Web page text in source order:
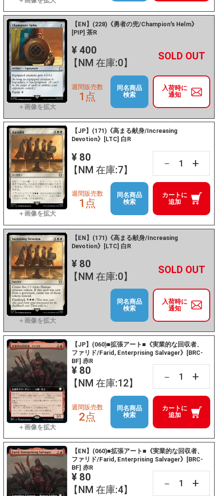
【EN】(228)《勇者の兜/Champion's Helm》
[PIP] 茶R
¥ 400
【NM 在庫:0】
－ +
入荷時に
通知
週間販売数
1点
同名商品
検索
【JP】(171)《高まる献身/Increasing
Devotion》[LTC] 白R
¥ 80
【NM 在庫:7】
－ +
カートに
追加
週間販売数
1点
同名商品
検索
【EN】(171)《高まる献身/Increasing
Devotion》[LTC] 白R
¥ 80
【NM 在庫:0】
－ +
入荷時に
通知
同名商品
検索
【JP】(060)■拡張アート■《実業的な回収者、
ファリド/Farid, Enterprising Salvager》[BRC-
BF] 赤R
¥ 80
【NM 在庫:12】
－ +
カートに
追加
週間販売数
2点
同名商品
検索
【EN】(060)■拡張アート■《実業的な回収者、
ファリド/Farid, Enterprising Salvager》[BRC-
BF] 赤R
¥ 80
【NM 在庫:4】
－ +